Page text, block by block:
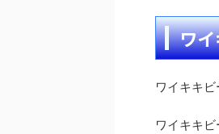
ワ
ワイキキ
ワイキキ